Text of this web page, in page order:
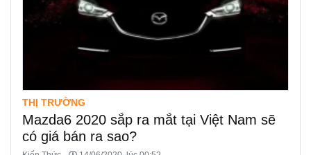
THỊ TRƯỜNG
Mazda6 2020 sắp ra mắt tại Việt Nam sẽ
có giá bán ra sao?